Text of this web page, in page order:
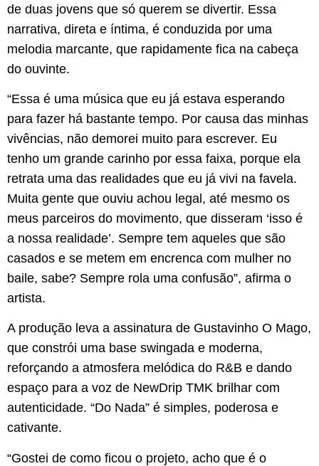
de duas jovens que só querem se divertir. Essa
narrativa, direta e íntima, é conduzida por uma
melodia marcante, que rapidamente fica na cabeça
do ouvinte.
“Essa é uma música que eu já estava esperando
para fazer há bastante tempo. Por causa das minhas
vivências, não demorei muito para escrever. Eu
tenho um grande carinho por essa faixa, porque ela
retrata uma das realidades que eu já vivi na favela.
Muita gente que ouviu achou legal, até mesmo os
meus parceiros do movimento, que disseram ‘isso é
a nossa realidade’. Sempre tem aqueles que são
casados e se metem em encrenca com mulher no
baile, sabe? Sempre rola uma confusão”, afirma o
artista.
A produção leva a assinatura de Gustavinho O Mago,
que constrói uma base swingada e moderna,
reforçando a atmosfera melódica do R&B e dando
espaço para a voz de NewDrip TMK brilhar com
autenticidade. “Do Nada” é simples, poderosa e
cativante.
“Gostei de como ficou o projeto, acho que é o